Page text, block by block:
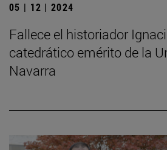
05 | 12 | 2024
Fallece el historiador
catedrático emérito de la
Navarra